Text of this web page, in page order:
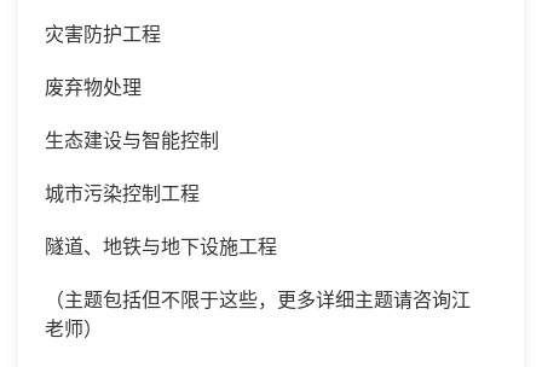
灾害防护工程
废弃物处理
生态建设与智能控制
城市污染控制工程
隧道、地铁与地下设施工程
（主题包括但不限于这些，更多详细主题请咨询江
老师）